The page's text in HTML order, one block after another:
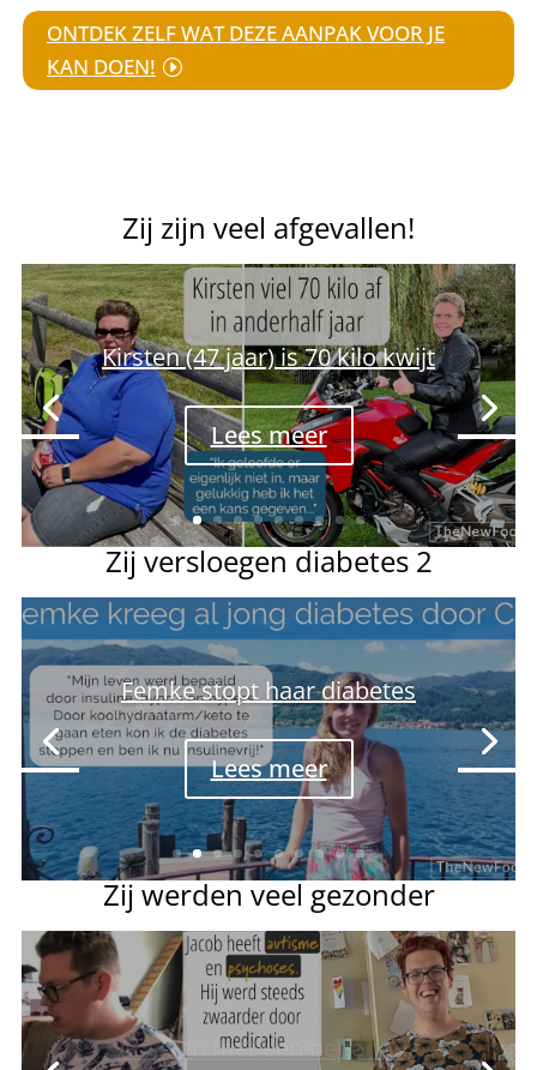
ONTDEK ZELF WAT DEZE AANPAK VOOR JE
KAN DOEN!
Zij zijn veel afgevallen!
Kirsten (47 jaar) is 70 kilo kwijt
Lees meer
Zij versloegen diabetes 2
Manja heeft spijt van haar
maagverkleining
Lees meer
Zij werden veel gezonder
Afvallen met een beperking